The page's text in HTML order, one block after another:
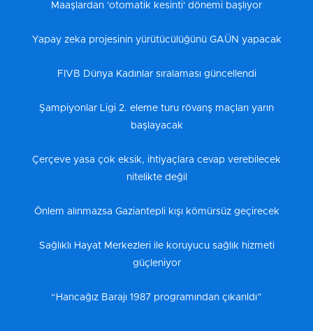
Maaşlardan 'otomatik kesinti' dönemi başlıyor
Yapay zeka projesinin yürütücülüğünü GAÜN yapacak
FIVB Dünya Kadınlar sıralaması güncellendi
Şampiyonlar Ligi 2. eleme turu rövanş maçları yarın
başlayacak
Çerçeve yasa çok eksik, ihtiyaçlara cevap verebilecek
nitelikte değil
Önlem alınmazsa Gaziantepli kışı kömürsüz geçirecek
Sağlıklı Hayat Merkezleri ile koruyucu sağlık hizmeti
güçleniyor
“Hancağız Barajı 1987 programından çıkarıldı”